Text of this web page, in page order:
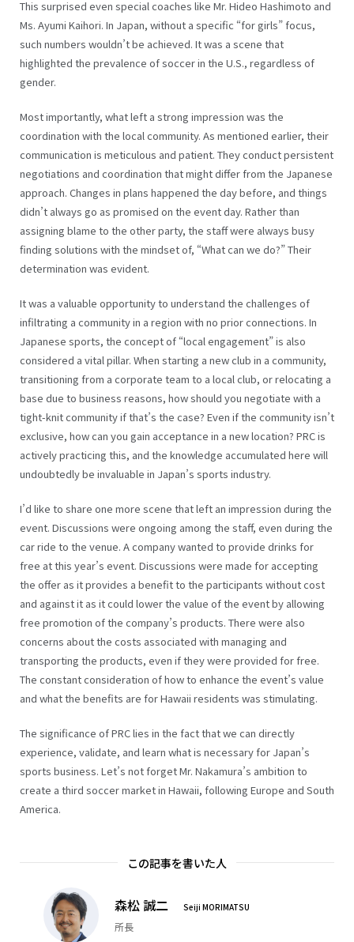
This surprised even special coaches like Mr. Hideo Hashimoto and
Ms. Ayumi Kaihori. In Japan, without a specific “for girls” focus,
such numbers wouldn’t be achieved. It was a scene that
highlighted the prevalence of soccer in the U.S., regardless of
gender.
Most importantly, what left a strong impression was the
coordination with the local community. As mentioned earlier, their
communication is meticulous and patient. They conduct persistent
negotiations and coordination that might differ from the Japanese
approach. Changes in plans happened the day before, and things
didn’t always go as promised on the event day. Rather than
assigning blame to the other party, the staff were always busy
finding solutions with the mindset of, “What can we do?” Their
determination was evident.
It was a valuable opportunity to understand the challenges of
infiltrating a community in a region with no prior connections. In
Japanese sports, the concept of “local engagement” is also
considered a vital pillar. When starting a new club in a community,
transitioning from a corporate team to a local club, or relocating a
base due to business reasons, how should you negotiate with a
tight-knit community if that’s the case? Even if the community isn’t
exclusive, how can you gain acceptance in a new location? PRC is
actively practicing this, and the knowledge accumulated here will
undoubtedly be invaluable in Japan’s sports industry.
I’d like to share one more scene that left an impression during the
event. Discussions were ongoing among the staff, even during the
car ride to the venue. A company wanted to provide drinks for
free at this year’s event. Discussions were made for accepting
the offer as it provides a benefit to the participants without cost
and against it as it could lower the value of the event by allowing
free promotion of the company’s products. There were also
concerns about the costs associated with managing and
transporting the products, even if they were provided for free.
The constant consideration of how to enhance the event’s value
and what the benefits are for Hawaii residents was stimulating.
The significance of PRC lies in the fact that we can directly
experience, validate, and learn what is necessary for Japan’s
sports business. Let’s not forget Mr. Nakamura’s ambition to
create a third soccer market in Hawaii, following Europe and South
America.
この記事を書いた人
森松 誠二 Seiji MORIMATSU
所長